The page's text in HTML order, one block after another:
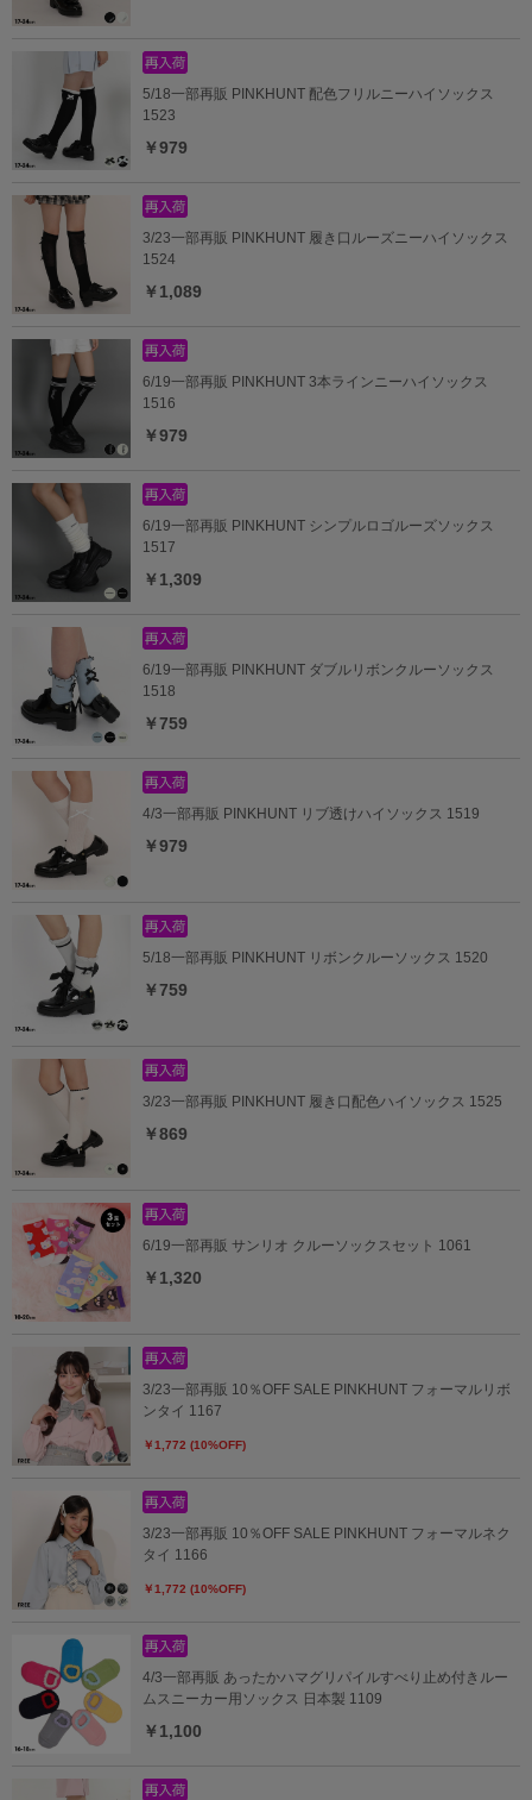
5/18一部再販 PINKHUNT 配色フリルニーハイソックス
1523
￥979
3/23一部再販 PINKHUNT 履き口ルーズニーハイソックス
1524
￥1,089
6/19一部再販 PINKHUNT 3本ラインニーハイソックス
1516
￥979
6/19一部再販 PINKHUNT シンプルロゴルーズソックス
1517
￥1,309
6/19一部再販 PINKHUNT ダブルリボンクルーソックス
1518
￥759
4/3一部再販 PINKHUNT リブ透けハイソックス 1519
￥979
5/18一部再販 PINKHUNT リボンクルーソックス 1520
￥759
3/23一部再販 PINKHUNT 履き口配色ハイソックス 1525
￥869
6/19一部再販 サンリオ クルーソックスセット 1061
￥1,320
3/23一部再販 10％OFF SALE PINKHUNT フォーマルリボ
ンタイ 1167
￥1,772 (10%OFF)
3/23一部再販 10％OFF SALE PINKHUNT フォーマルネク
タイ 1166
￥1,772 (10%OFF)
4/3一部再販 あったかハマグリパイルすべり止め付きルー
ムスニーカー用ソックス 日本製 1109
￥1,100